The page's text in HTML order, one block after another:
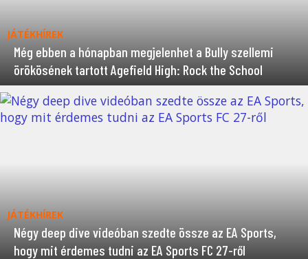
JÁTÉKHÍREK
Még ebben a hónapban megjelenhet a Bully szellemi
örökösének tartott Agefield High: Rock the School
JÁTÉKHÍREK
Négy deep dive videóban szedte össze az EA Sports,
hogy mit érdemes tudni az EA Sports FC 27-ről